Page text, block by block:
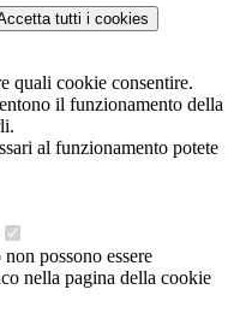
tutti i cookies
quali cookie consentire.
il funzionamento della
al funzionamento potete
possono essere
nella pagina della cookie